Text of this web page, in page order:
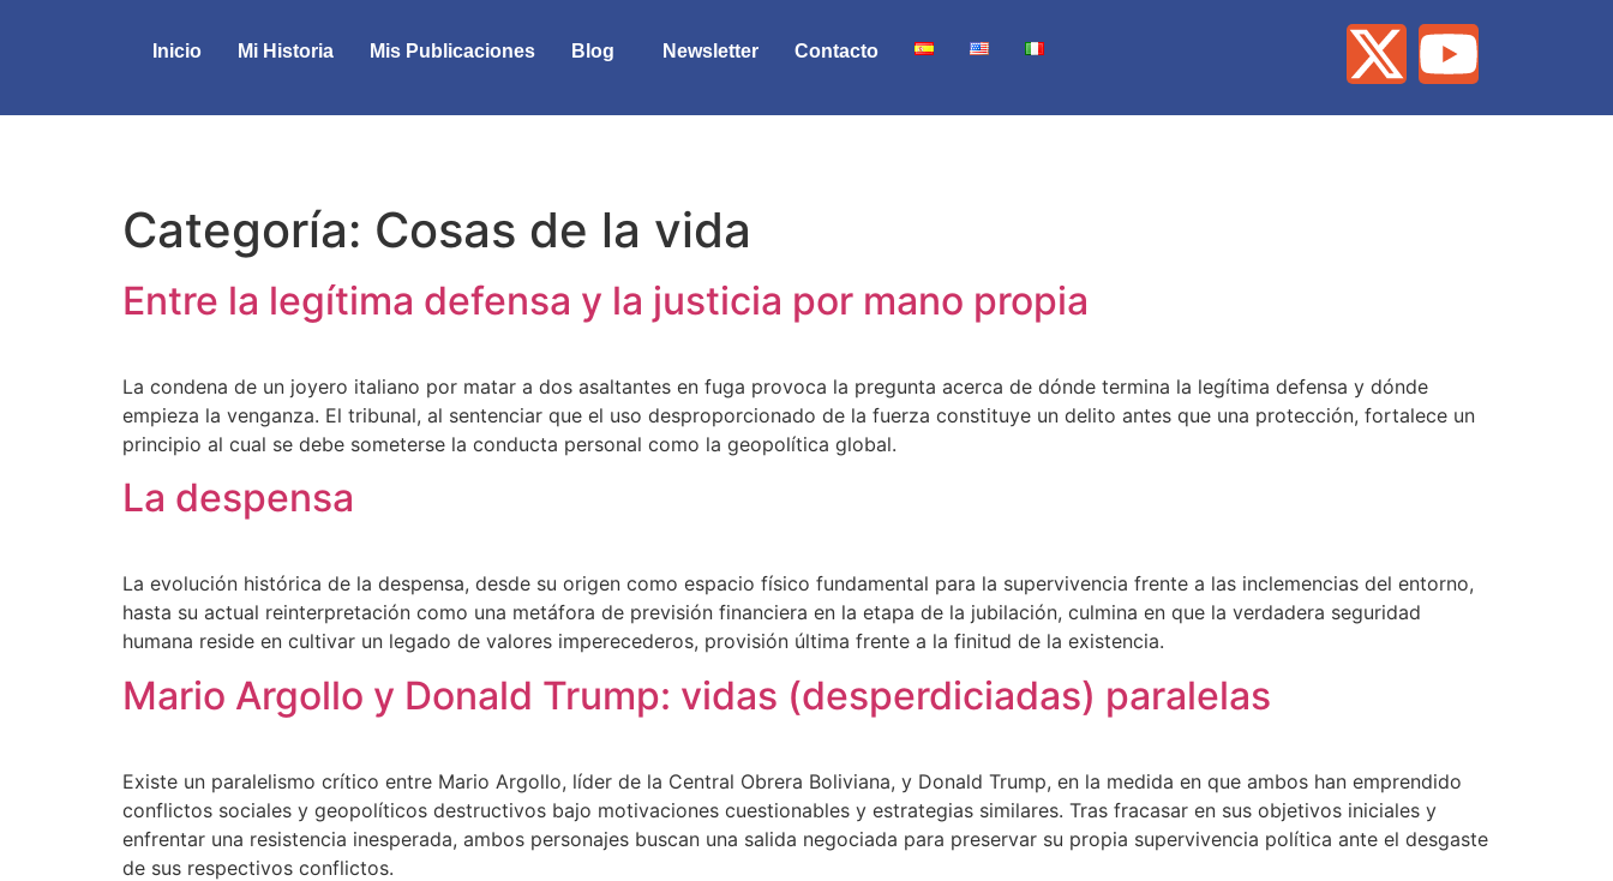
Inicio Mi Historia Mis Publicaciones Blog Newsletter Contacto
Categoría: Cosas de la vida
Entre la legítima defensa y la justicia por mano propia
La condena de un joyero italiano por matar a dos asaltantes en fuga provoca la pregunta acerca de dónde termina la legítima defensa y dónde
empieza la venganza. El tribunal, al sentenciar que el uso desproporcionado de la fuerza constituye un delito antes que una protección, fortalece un
principio al cual se debe someterse la conducta personal como la geopolítica global.
La despensa
La evolución histórica de la despensa, desde su origen como espacio físico fundamental para la supervivencia frente a las inclemencias del entorno,
hasta su actual reinterpretación como una metáfora de previsión financiera en la etapa de la jubilación, culmina en que la verdadera seguridad
humana reside en cultivar un legado de valores imperecederos, provisión última frente a la finitud de la existencia.
Mario Argollo y Donald Trump: vidas (desperdiciadas) paralelas
Existe un paralelismo crítico entre Mario Argollo, líder de la Central Obrera Boliviana, y Donald Trump, en la medida en que ambos han emprendido
conflictos sociales y geopolíticos destructivos bajo motivaciones cuestionables y estrategias similares. Tras fracasar en sus objetivos iniciales y
enfrentar una resistencia inesperada, ambos personajes buscan una salida negociada para preservar su propia supervivencia política ante el desgaste
de sus respectivos conflictos.